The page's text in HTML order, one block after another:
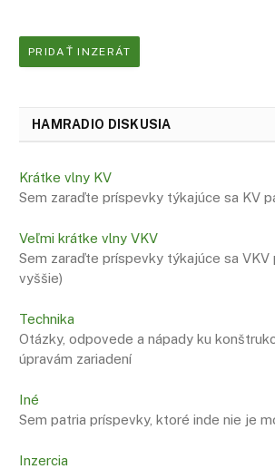
PRIDAŤ INZERÁT
HAMRADIO DISKUSIA
Krátke vlny KV
Sem zaraďte príspevky týkajúce sa KV
Veľmi krátke vlny VKV
Sem zaraďte príspevky týkajúce sa VKV
vyššie)
Technika
Otázky, odpovede a nápady ku
úpravám zariadení
Iné
Sem patria príspevky, ktoré inde nie je
Inzercia